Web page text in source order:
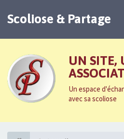
Scoliose & Partage
UN SITE,
Un espace
avec sa scoliose